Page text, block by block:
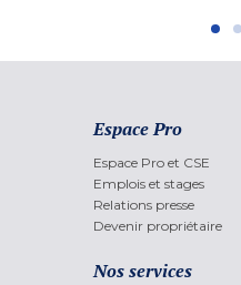
Espace Pro
Espace Pro et CSE
Emplois et stages
Relations presse
Devenir propriétaire
Nos services